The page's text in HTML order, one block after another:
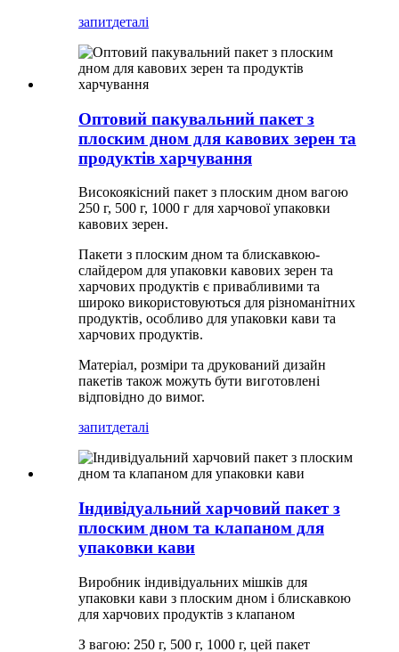
запитдеталі
Оптовий пакувальний пакет з
плоским дном для кавових зерен та
продуктів харчування
Високоякісний пакет з плоским дном вагою
250 г, 500 г, 1000 г для харчової упаковки
кавових зерен.
Пакети з плоским дном та блискавкою-
слайдером для упаковки кавових зерен та
харчових продуктів є привабливими та
широко використовуються для різноманітних
продуктів, особливо для упаковки кави та
харчових продуктів.
Матеріал, розміри та друкований дизайн
пакетів також можуть бути виготовлені
відповідно до вимог.
запитдеталі
Індивідуальний харчовий пакет з
плоским дном та клапаном для
упаковки кави
Виробник індивідуальних мішків для
упаковки кави з плоским дном і блискавкою
для харчових продуктів з клапаном
З вагою: 250 г, 500 г, 1000 г, цей пакет